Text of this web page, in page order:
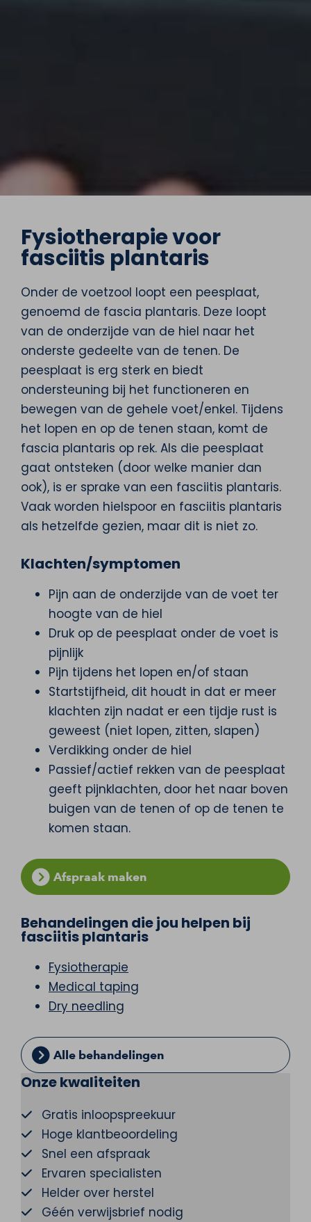
Fysiotherapie voor
fasciitis plantaris
Onder de voetzool loopt een peesplaat,
genoemd de fascia plantaris. Deze loopt
van de onderzijde van de hiel naar het
onderste gedeelte van de tenen. De
peesplaat is erg sterk en biedt
ondersteuning bij het functioneren en
bewegen van de gehele voet/enkel. Tijdens
het lopen en op de tenen staan, komt de
fascia plantaris op rek. Als die peesplaat
gaat ontsteken (door welke manier dan
ook), is er sprake van een fasciitis plantaris.
Vaak worden hielspoor en fasciitis plantaris
als hetzelfde gezien, maar dit is niet zo.
Klachten/symptomen
Pijn aan de onderzijde van de voet ter
hoogte van de hiel
Druk op de peesplaat onder de voet is
pijnlijk
Pijn tijdens het lopen en/of staan
Startstijfheid, dit houdt in dat er meer
klachten zijn nadat er een tijdje rust is
geweest (niet lopen, zitten, slapen)
Verdikking onder de hiel
Passief/actief rekken van de peesplaat
geeft pijnklachten, door het naar boven
buigen van de tenen of op de tenen te
komen staan.
Afspraak maken
Behandelingen die jou helpen bij
fasciitis plantaris
Fysiotherapie
Medical taping
Dry needling
Alle behandelingen
Onze kwaliteiten
Gratis inloopspreekuur
Hoge klantbeoordeling
Snel een afspraak
Ervaren specialisten
Helder over herstel
Géén verwijsbrief nodig